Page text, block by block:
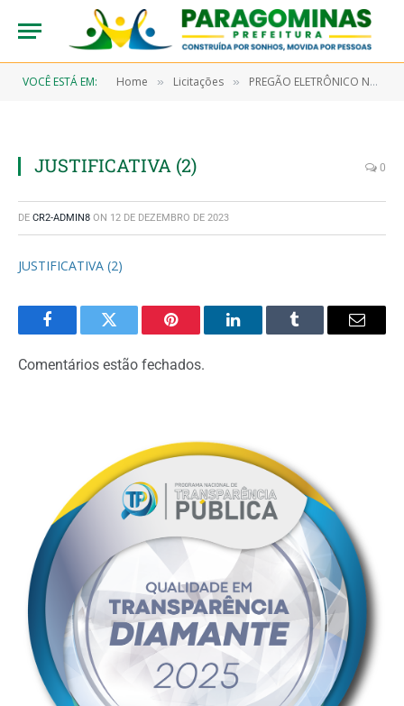
VOCÊ ESTÁ EM: Home » Licitações » PREGÃO ELETRÔNICO N° 9/2022-00089-SRP (AQUISIÇÃO DE MATERIAL E EQUIPAMENTOS HOSPITALARES E OUTROS MATERIAIS DE CONSUMO, OBJETIVANDO ATENDER O HOSPITAL MUNICIPAL E UNIDADE DE PRONTO ATENDIMENTO/PA)
JUSTIFICATIVA (2) 0
DE CR2-ADMIN8 ON 12 DE DEZEMBRO DE 2023
JUSTIFICATIVA (2)
FacebookTwitter Pinterest LinkedInTumblr Email
Comentários estão fechados.